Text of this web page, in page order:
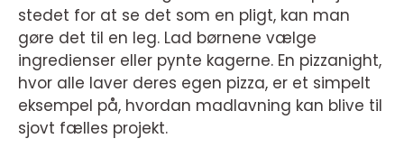
stedet for at se det som en pligt, kan man
gøre det til en leg. Lad børnene vælge
ingredienser eller pynte kagerne. En pizzanight,
hvor alle laver deres egen pizza, er et simpelt
eksempel på, hvordan madlavning kan blive til
sjovt fælles projekt.